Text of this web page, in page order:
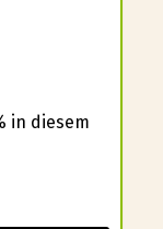
in diesem